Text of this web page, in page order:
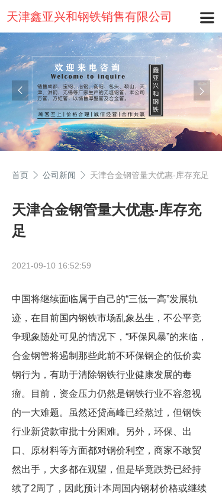
天津鑫亚兴和钢铁销售有限公司
首页 公司新闻 天津合金钢管量大优惠-库存充足
天津合金钢管量大优惠-库存充
足
2021-09-10 16:52:59
中国将继续面临属于自己的“三低一高”发展轨
迹，在目前国内钢铁市场乱象丛生，不公平竞
争现象随处可见的情况下，“环保风暴”的来临，
合金钢管将遏制那些此前不环保钢企的低价卖
钢行为，有助于清除钢铁行业健康发展的毒
瘤。目前，资金压力仍然是钢铁行业不容忽视
的一大难题。虽然还贷高峰已经熬过，但钢铁
行业新贷款审批十分困难。另外，环保、出
口、原材料等方面都对钢价利空，商家不敢贸
然出手，大多都在观望，但是毕竟跌势已经持
续了2周了，因此预计本周国内钢材价格或继续